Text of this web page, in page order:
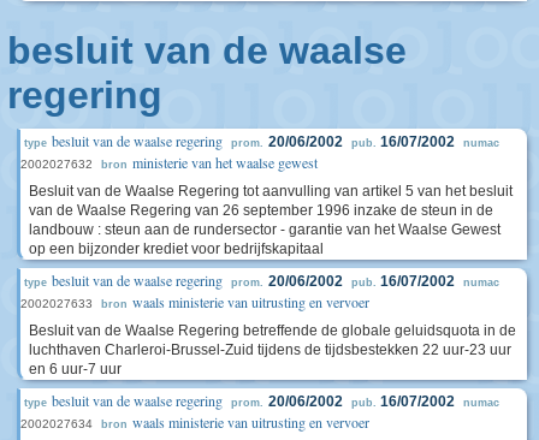
besluit van de waalse
regering
type besluit van de waalse regering prom. 20/06/2002 pub. 16/07/2002 numac
2002027632 bron ministerie van het waalse gewest
Besluit van de Waalse Regering tot aanvulling van artikel 5 van het besluit
van de Waalse Regering van 26 september 1996 inzake de steun in de
landbouw : steun aan de rundersector - garantie van het Waalse Gewest
op een bijzonder krediet voor bedrijfskapitaal
type besluit van de waalse regering prom. 20/06/2002 pub. 16/07/2002 numac
2002027633 bron waals ministerie van uitrusting en vervoer
Besluit van de Waalse Regering betreffende de globale geluidsquota in de
luchthaven Charleroi-Brussel-Zuid tijdens de tijdsbestekken 22 uur-23 uur
en 6 uur-7 uur
type besluit van de waalse regering prom. 20/06/2002 pub. 16/07/2002 numac
2002027634 bron waals ministerie van uitrusting en vervoer